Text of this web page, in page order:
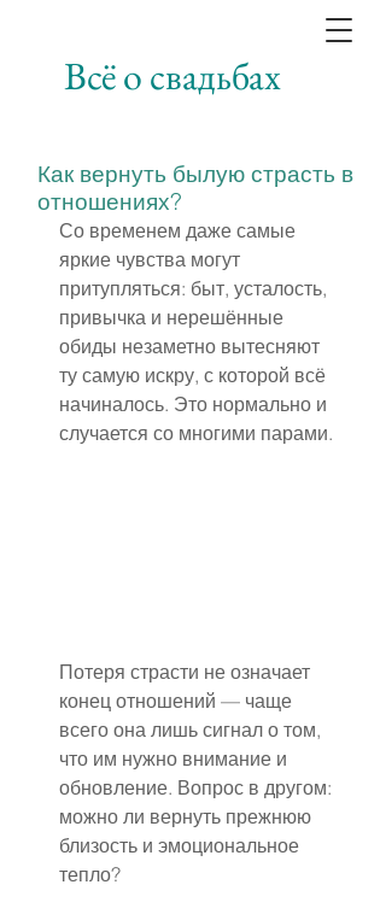
Всё о свадьбах
Как вернуть былую страсть в
отношениях?
Со временем даже самые
яркие чувства могут
притупляться: быт, усталость,
привычка и нерешённые
обиды незаметно вытесняют
ту самую искру, с которой всё
начиналось. Это нормально и
случается со многими парами.
Потеря страсти не означает
конец отношений — чаще
всего она лишь сигнал о том,
что им нужно внимание и
обновление. Вопрос в другом:
можно ли вернуть прежнюю
близость и эмоциональное
тепло?